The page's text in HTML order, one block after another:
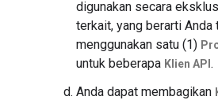
digunakan secara
terkait, yang berarti Anda
menggunakan satu (1)
untuk beberapa Klien API .
Anda dapat membagikan